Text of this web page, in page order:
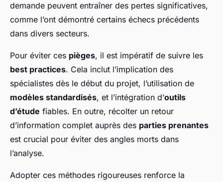
demande peuvent entraîner des pertes significatives,
comme l’ont démontré certains échecs précédents
dans divers secteurs.
Pour éviter ces pièges, il est impératif de suivre les
best practices. Cela inclut l’implication des
spécialistes dès le début du projet, l’utilisation de
modèles standardisés, et l’intégration d’outils
d’étude fiables. En outre, récolter un retour
d’information complet auprès des parties prenantes
est crucial pour éviter des angles morts dans
l’analyse.
Adopter ces méthodes rigoureuses renforce la